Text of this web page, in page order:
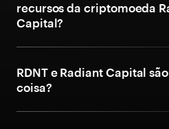
recursos da criptomoeda
Capital?
RDNT e Radiant Capital
coisa?